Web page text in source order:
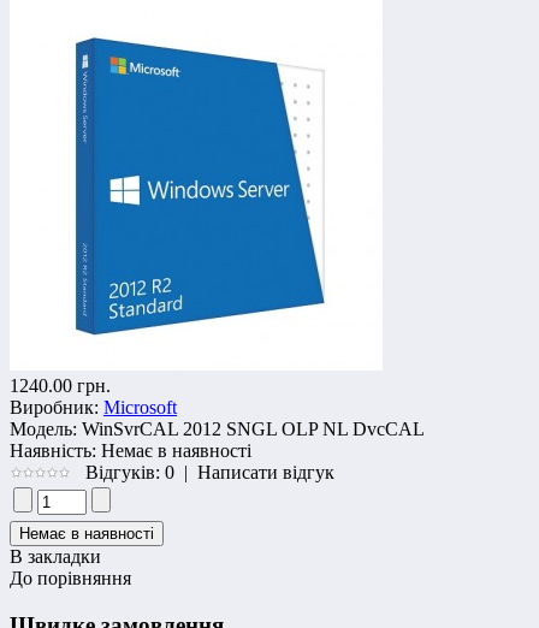
1240.00 грн.
Виробник: Microsoft
Модель: WinSvrCAL 2012 SNGL OLP NL DvcCAL
Наявність: Немає в наявності
Відгуків: 0 | Написати відгук
В закладки
До порівняння